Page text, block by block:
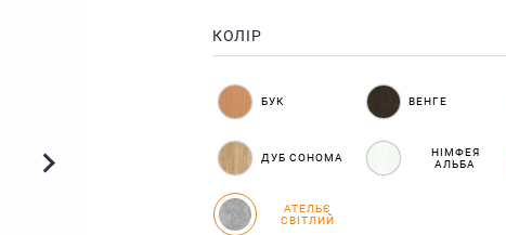
КОЛІР
БУК ВЕНГЕ
ДУБ СОНОМА
НІМФЕЯ
АЛЬБА
АТЕЛЬЄ
СВІТЛИЙ